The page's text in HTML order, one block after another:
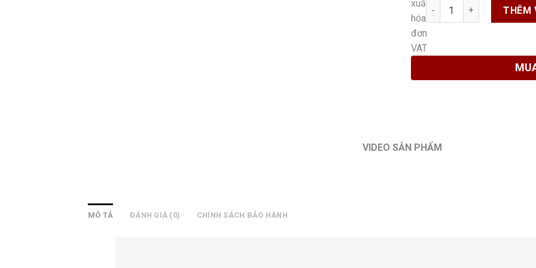
Số lượng THÊM
VIDEO SẢN PHẨM
MÔ TẢ ĐÁNH GIÁ (0) CHÍNH SÁCH BẢO HÀNH